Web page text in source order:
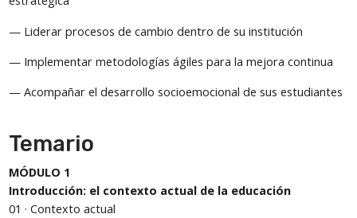
— Liderar procesos de cambio dentro de su institución
— Implementar metodologías ágiles para la mejora continua
— Acompañar el desarrollo socioemocional de sus estudiantes
Temario
MÓDULO 1
Introducción: el contexto actual de la educación
01 · Contexto actual